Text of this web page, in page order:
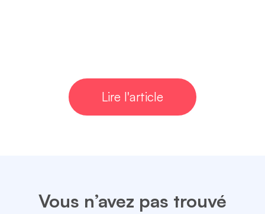
Lire l'article
Vous n’avez pas trouvé